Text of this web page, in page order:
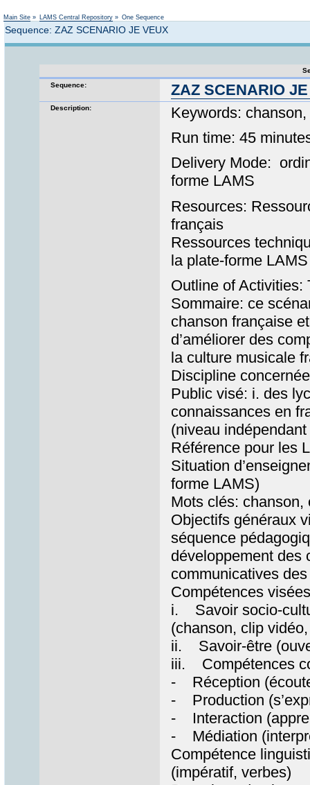
Main Site » LAMS Central Repository » One Sequence
Sequence: ZAZ SCENARIO JE VEUX
Sequence:
ZAZ SCENARIO
Description:
Keywords:
Run time: 45
Delivery Mode:
forme LAMS
Resources:
français
Ressources
la plate-forme LAMS
Outline of Activities:
Sommaire: ce
chanson française
d’améliorer des
la culture musicale
Discipline
Public visé: i. des
connaissances en
(niveau
Référence pour les
Situation
forme LAMS)
Mots clés: chanson,
Objectifs généraux
séquence
développement des
communicatives
Compétences
i. Savoir socio-
(chanson, clip
ii. Savoir-être
iii. Compétences
- Réception
- Production
- Interaction
- Médiation
Compétence
(impératif, verbes)